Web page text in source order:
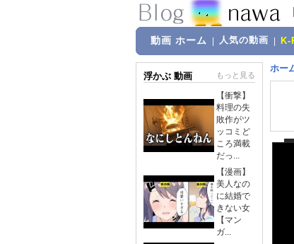
動画 ホーム 人気の動画 K-
浮かぶ 動画 もっと見る
【衝撃】
料理の失
敗作がツ
ッコミど
ころ満載
だっ...
【漫画】
美人なの
に結婚で
きない女
【マン
ガ...
ホー